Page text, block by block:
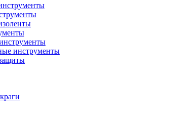
инструменты